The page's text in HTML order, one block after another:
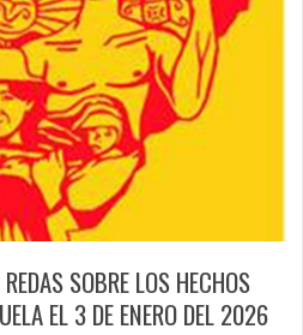
SOBRE LOS HECHOS
EL 3 DE ENERO DEL 2026